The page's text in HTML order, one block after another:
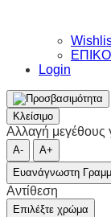
Login
Κλείσιμο
Αλλαγή μεγέθους
A-
A+
Ευανάγνωστη
Αντίθεση
Επιλέξτε χρώμα